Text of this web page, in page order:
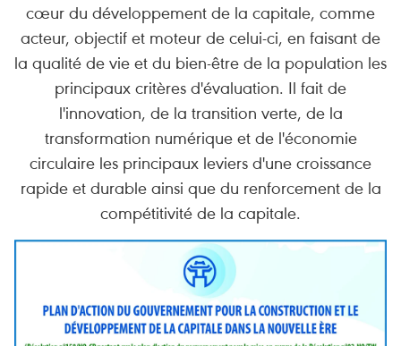
cœur du développement de la capitale, comme
acteur, objectif et moteur de celui-ci, en faisant de
la qualité de vie et du bien-être de la population les
principaux critères d'évaluation. Il fait de
l'innovation, de la transition verte, de la
transformation numérique et de l'économie
circulaire les principaux leviers d'une croissance
rapide et durable ainsi que du renforcement de la
compétitivité de la capitale.